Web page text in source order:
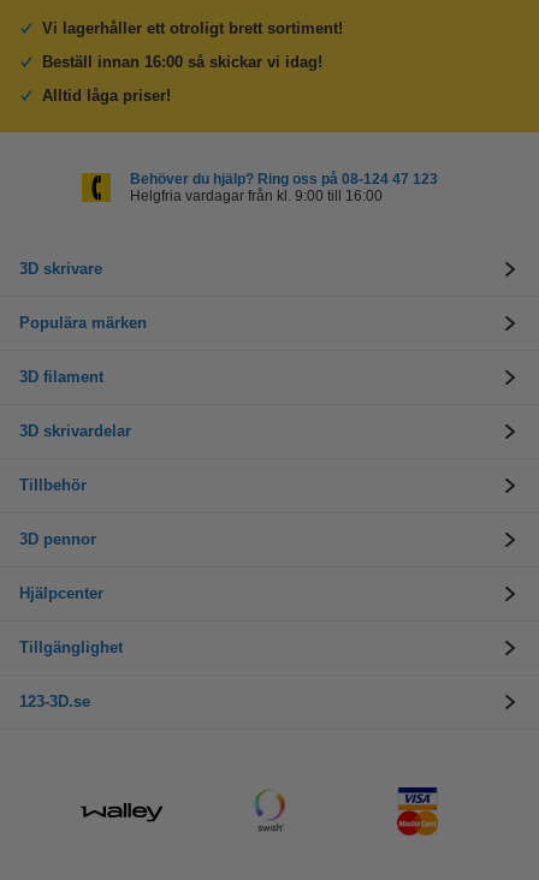
Vi lagerhåller ett otroligt brett sortiment!
Beställ innan 16:00 så skickar vi idag!
Alltid låga priser!
Behöver du hjälp? Ring oss på 08-124 47 123
Helgfria vardagar från kl. 9:00 till 16:00
3D skrivare
Populära märken
3D filament
3D skrivardelar
Tillbehör
3D pennor
Hjälpcenter
Tillgänglighet
123-3D.se